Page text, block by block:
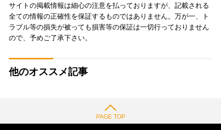
サイトの掲載情報は細心の注意を払っておりますが、記載される
全ての情報の正確性を保証するものではありません。万が一、ト
ラブル等の損失が被っても損害等の保証は一切行っておりません
ので、予めご了承下さい。
他のオススメ記事
PAGE TOP